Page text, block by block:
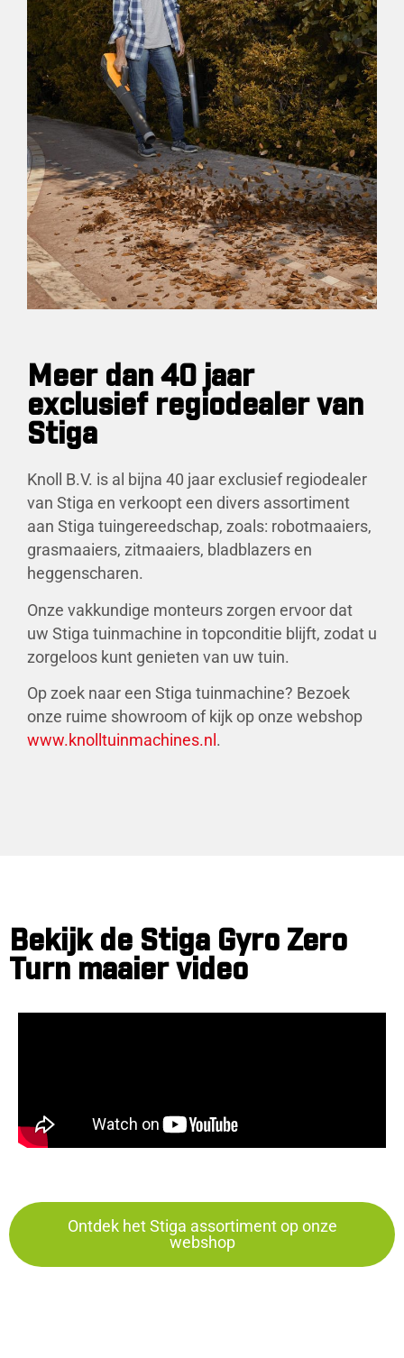
Meer dan 40 jaar
exclusief regiodealer van
Stiga
Knoll B.V. is al bijna 40 jaar exclusief regiodealer
van Stiga en verkoopt een divers assortiment
aan Stiga tuingereedschap, zoals: robotmaaiers,
grasmaaiers, zitmaaiers, bladblazers en
heggenscharen.
Onze vakkundige monteurs zorgen ervoor dat
uw Stiga tuinmachine in topconditie blijft, zodat u
zorgeloos kunt genieten van uw tuin.
Op zoek naar een Stiga tuinmachine? Bezoek
onze ruime showroom of kijk op onze webshop
www.knolltuinmachines.nl .
Bekijk de Stiga Gyro Zero
Turn maaier video
Ontdek het Stiga assortiment op onze
webshop